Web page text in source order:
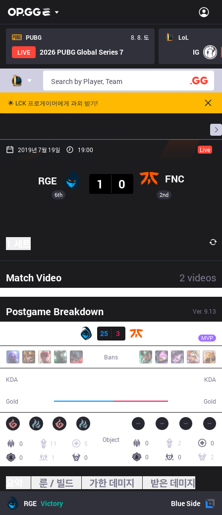
PUBG
8. 8. 토
LIVE
2026 PUBG Global Series 7
LoL
IG
🌟 LCK 프로게이머에게 과외 받기!
프로빌
2019년 7월 19일 19:00 Live
6th
RGE
1
0 FNC
2nd
Match Video 2 videos
Postgame Breakdown Ver. 9.13
25
3 MVP
Bans
KDA
Gold Gold
KDA
0 11
5
0
1 0
0 2
0
0
0 2
Object
룬 / 빌드 가한 데미지 받은 데미지
RGE Victory BlueSide